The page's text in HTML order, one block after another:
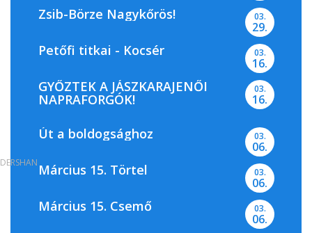
Zsib-Börze Nagykőrös! 03.
29.
Petőfi titkai - Kocsér 03.
16.
GYŐZTEK A JÁSZKARAJENŐI
NAPRAFORGÓK!
03.
16.
Út a boldogsághoz 03.
06.
Március 15. Törtel 03.
06.
Március 15. Csemő 03.
06.
DERSHAN